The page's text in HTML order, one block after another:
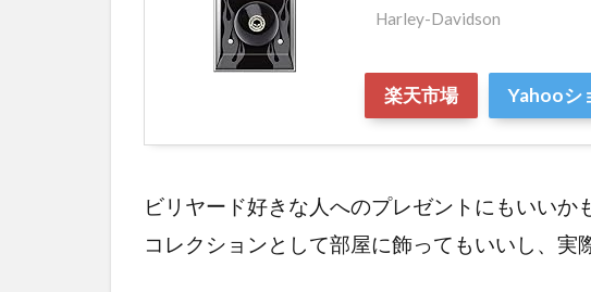
関
グ
ッ
ズ
Harley-Davidson
楽天市場 Yahooシ
ビリヤード好きな人へのプレゼントにもいいか
コレクションとして部屋に飾ってもいいし、実